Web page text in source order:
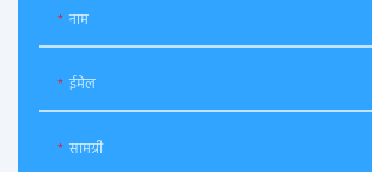
नाम
ईमेल
सामग्री